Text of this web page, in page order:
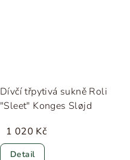
Dívčí třpytivá sukně Roli
"Sleet" Konges Sløjd
1 020 Kč
Detail